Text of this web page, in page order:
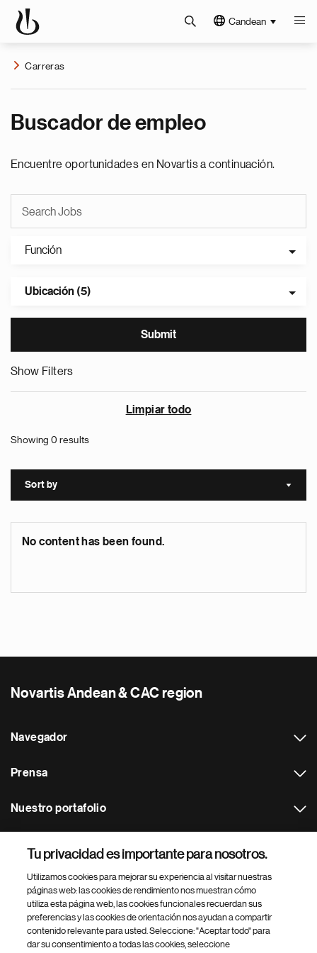
Candean
Carreras
Buscador de empleo
Encuentre oportunidades en Novartis a continuación.
Función
Ubicación (5)
Show Filters
Limpiar todo
Showing 0 results
Sort by Sort
No content has been found.
Novartis Andean & CAC region
Navegador
Prensa
Nuestro portafolio
Footer Site Search
Tu privacidad es importante para nosotros.
Utilizamos cookies para mejorar su experiencia al visitar nuestras
páginas web: las cookies de rendimiento nos muestran cómo
utiliza esta página web, las cookies funcionales recuerdan sus
preferencias y las cookies de orientación nos ayudan a compartir
contenido relevante para usted. Seleccione: "Aceptar todo" para
dar su consentimiento a todas las cookies, seleccione